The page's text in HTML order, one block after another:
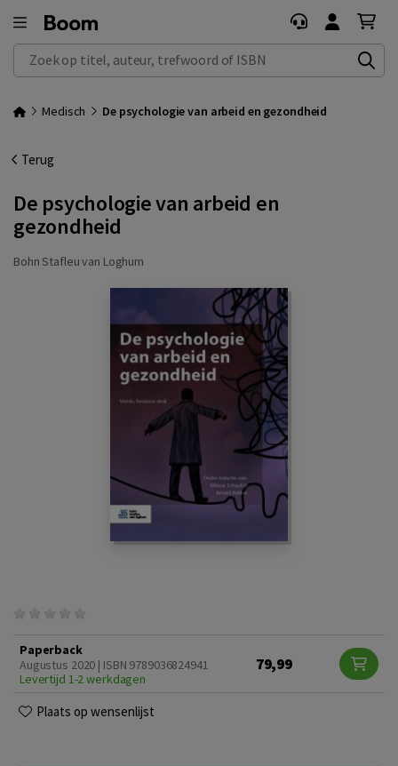
Zoek op titel, auteur, trefwoord of ISBN
Medisch De psychologie van arbeid en gezondheid
Terug
De psychologie van arbeid en
gezondheid
Bohn Stafleu van Loghum
Paperback
Augustus 2020 | ISBN 9789036824941
Levertijd 1-2 werkdagen
79,99
Plaats op wensenlijst